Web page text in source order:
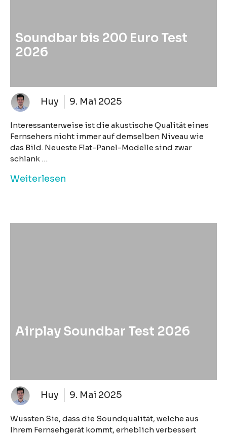
Soundbar bis 200 Euro Test
2026
Huy 9. Mai 2025
Interessanterweise ist die akustische Qualität eines
Fernsehers nicht immer auf demselben Niveau wie
das Bild. Neueste Flat-Panel-Modelle sind zwar
schlank …
Weiterlesen
Airplay Soundbar Test 2026
Huy 9. Mai 2025
Wussten Sie, dass die Soundqualität, welche aus
Ihrem Fernsehgerät kommt, erheblich verbessert